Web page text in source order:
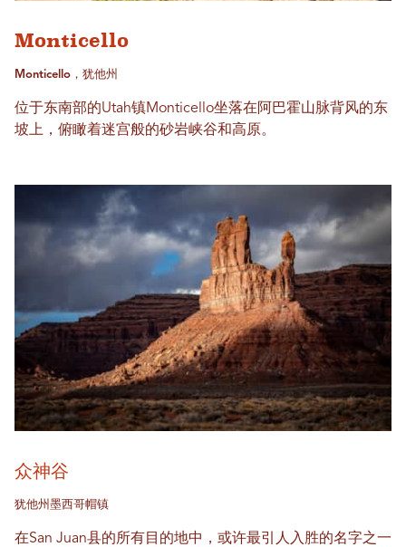
Monticello
Monticello，犹他州
位于东南部的Utah镇Monticello坐落在阿巴霍山脉背风的东
坡上，俯瞰着迷宫般的砂岩峡谷和高原。
众神谷
犹他州墨西哥帽镇
在San Juan县的所有目的地中，或许最引人入胜的名字之一